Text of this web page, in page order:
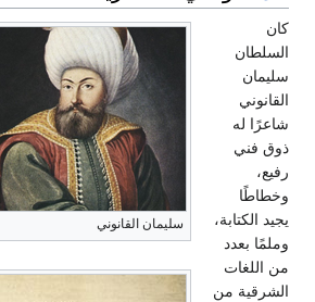
سليمان القانوني
كان
السلطان
سليمان
القانوني
شاعرًا له
ذوق فني
رفيع،
وخطاطًا
يجيد الكتابة،
وملمًا بعدد
من اللغات
الشرقية من